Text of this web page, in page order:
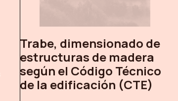
Trabe, dimensionado de
estructuras de madera
según el Código Técnico
de la edificación (CTE)